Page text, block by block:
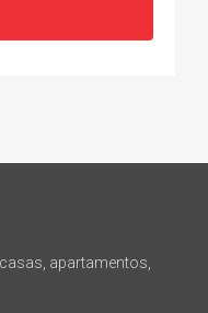
apartamentos,